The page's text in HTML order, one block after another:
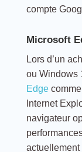
compte
Microsoft
Lors d’un
ou Windows
Edgecomme
Internet
navigateur
actuellement